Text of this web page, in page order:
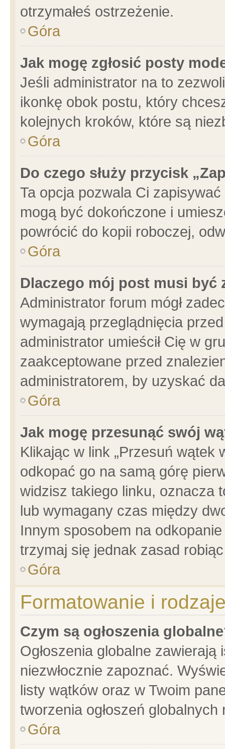
otrzymałeś ostrzeżenie.
Góra
Jak mogę zgłosić posty
Jeśli administrator na to
ikonkę obok postu, który
kolejnych kroków, które są
Góra
Do czego służy przycisk
Ta opcja pozwala Ci
mogą być dokończone i
powrócić do kopii roboczej,
Góra
Dlaczego mój post musi być
Administrator forum mógł
wymagają przeglądnięcia
administrator umieścił Cię w
zaakceptowane przed
administratorem, by uzyskać
Góra
Jak mogę przesunąć swój
Klikając w link „Przesuń wątek
odkopać go na samą górę
widzisz takiego linku, oznacza
lub wymagany czas między
Innym sposobem na
trzymaj się jednak zasad
Góra
Formatowanie i
Czym są ogłoszenia
Ogłoszenia globalne
niezwłocznie zapoznać.
listy wątków oraz w Twoim
tworzenia ogłoszeń
Góra